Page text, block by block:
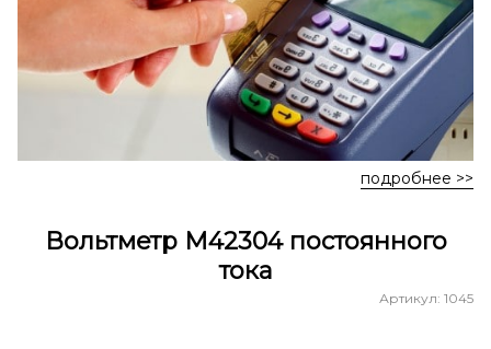
подробнее >>
Вольтметр М42304 постоянного
тока
Артикул: 1045